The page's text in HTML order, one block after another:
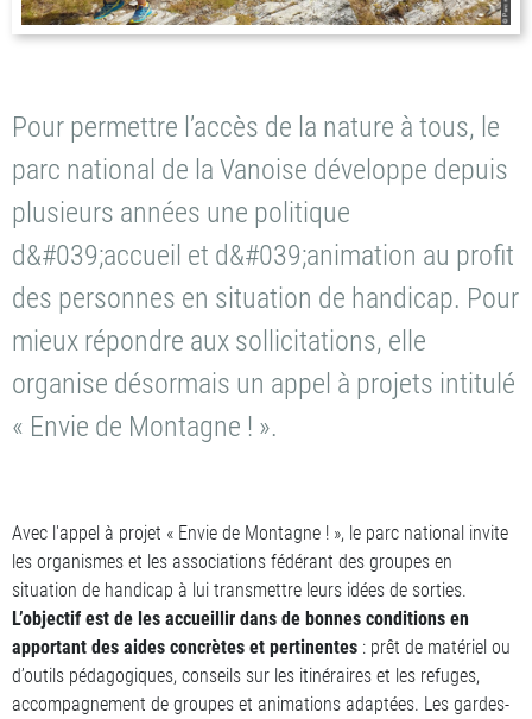
Pour permettre l’accès de la nature à tous, le
parc national de la Vanoise développe depuis
plusieurs années une politique
d&#039;accueil et d&#039;animation au profit
des personnes en situation de handicap. Pour
mieux répondre aux sollicitations, elle
organise désormais un appel à projets intitulé
« Envie de Montagne ! ».
Avec l'appel à projet « Envie de Montagne ! », le parc national invite
les organismes et les associations fédérant des groupes en
situation de handicap à lui transmettre leurs idées de sorties.
L’objectif est de les accueillir dans de bonnes conditions en
apportant des aides concrètes et pertinentes : prêt de matériel ou
d’outils pédagogiques, conseils sur les itinéraires et les refuges,
accompagnement de groupes et animations adaptées. Les gardes-